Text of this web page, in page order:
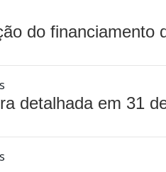
do financiamento
detalhada em 31